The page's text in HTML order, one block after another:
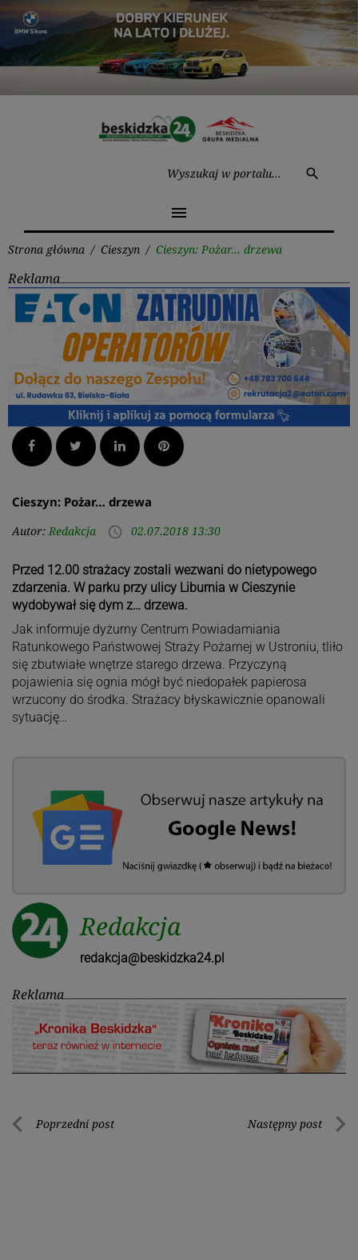
Przejdź
treści
search
menu
Strona główna / Cieszyn / Cieszyn: Pożar… drzewa
Reklama
Facebook Twitter LinkedInPinterest
Cieszyn: Pożar… drzewa
Autor: Redakcja access_time 02.07.2018 13:30
Przed 12.00 strażacy zostali wezwani do nietypowego
zdarzenia. W parku przy ulicy Liburnia w Cieszynie
wydobywał się dym z… drzewa.
Jak informuje dyżurny Centrum Powiadamiania
Ratunkowego Państwowej Straży Pożarnej w Ustroniu, tliło
się zbutwiałe wnętrze starego drzewa. Przyczyną
pojawienia się ognia mógł być niedopałek papierosa
wrzucony do środka. Strażacy błyskawicznie opanowali
sytuację…
Redakcja
redakcja@beskidzka24.pl
Reklama
Nawigacja
Poprzedni post Następny post